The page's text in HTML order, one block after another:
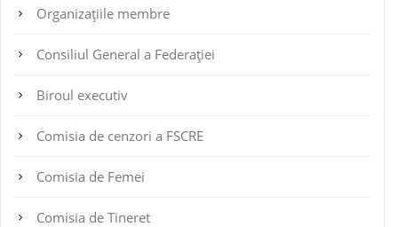
Organizațiile membre
Consiliul General a Federației
Biroul executiv
Comisia de cenzori a FSCRE
Comisia de Femei
Comisia de Tineret